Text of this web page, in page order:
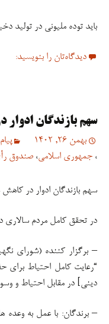
باید توده ملیونی در تولید
دیدگاه‌تان را بنویسید:
سهم بازندگان
بهمن 26, 1402
، جمهوری اسلامی، صندوق
سهم بازندگان ادوار در
در تحقق کامل مردم سالاری
– برگزار کننده (شورای
“رعایت کامل احتیاط
دینی] در مقابل احتیاط و
– برندگان: با عمل به وعده